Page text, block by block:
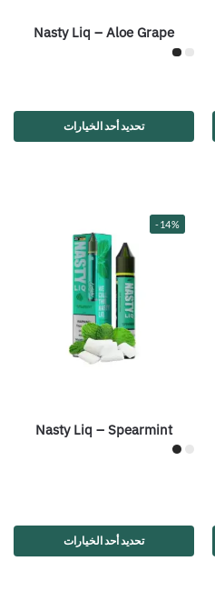
Nasty Liq – Aloe Grape
تحديد أحد الخيارات
-14%
Nasty Liq – Spearmint
تحديد أحد الخيارات